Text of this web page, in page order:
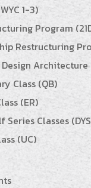
1-3)
Program
Restructuring
Architecture
Class (QB)
(ER)
Series Classes
(UC)